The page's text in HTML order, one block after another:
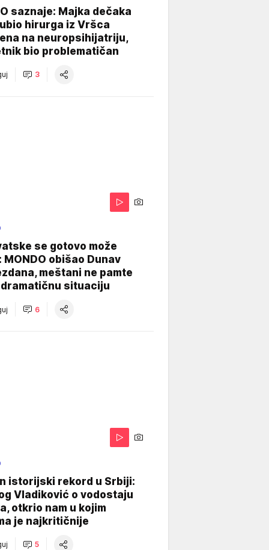
saznaje: Majka dečaka
hirurga iz Vršca
na neuropsihijatriju,
bio problematičan
3
se gotovo može
MONDO obišao Dunav
meštani ne pamte
situaciju
6
istorijski rekord u Srbiji:
Vladiković o vodostaju
otkrio nam u kojim
je najkritičnije
5